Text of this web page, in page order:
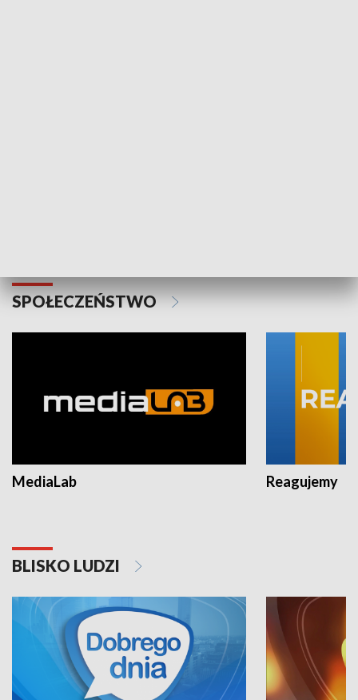
SPOŁECZEŃSTWO
MediaLab Reagujemy
BLISKO LUDZI